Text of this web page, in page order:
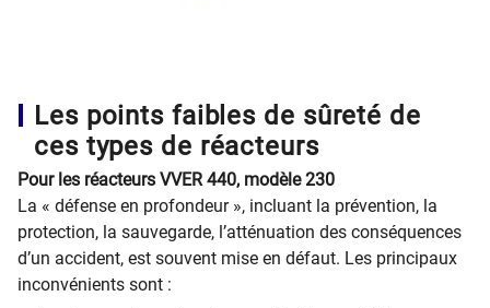
Les points faibles de sûreté de
ces types de réacteurs
Pour les réacteurs VVER 440, modèle 230
La « défense en profondeur », incluant la prévention, la
protection, la sauvegarde, l’atténuation des conséquences
d’un accident, est souvent mise en défaut. Les principaux
inconvénients sont :